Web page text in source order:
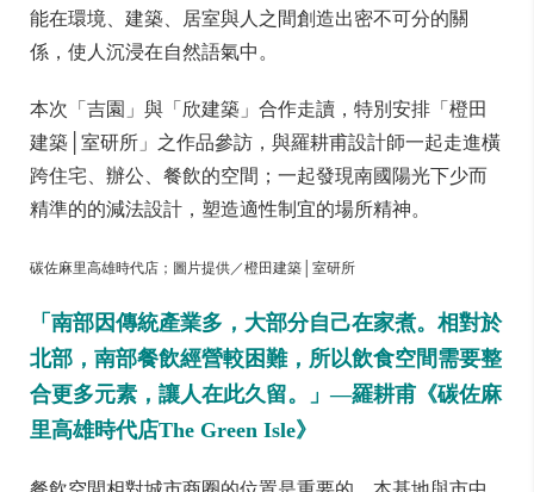
能在環境、建築、居室與人之間創造出密不可分的關
係，使人沉浸在自然語氣中。
本次「吉園」與「欣建築」合作走讀，特別安排「橙田
建築│室研所」之作品參訪，與羅耕甫設計師一起走進橫
跨住宅、辦公、餐飲的空間；一起發現南國陽光下少而
精準的的減法設計，塑造適性制宜的場所精神。
碳佐麻里高雄時代店；圖片提供／橙田建築│室研所
「南部因傳統產業多，大部分自己在家煮。相對於
北部，南部餐飲經營較困難，所以飲食空間需要整
合更多元素，讓人在此久留。」—羅耕甫《碳佐麻
里高雄時代店The Green Isle》